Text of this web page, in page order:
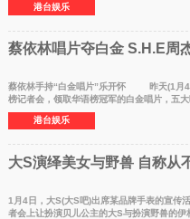
港台娱乐
蔡依林唱片夺白金 S.H.E周
蔡依林手持“白金唱片”乐开怀 昨天(1月4
榜记者会，领取华语榜冠军的白金唱片，五
港台娱乐
大S演绎美女与野兽 自称从
1月4日，大S(大S吧)出席某品牌手表的宣传
者会上让扮演贝儿公主的大S与扮演野兽的